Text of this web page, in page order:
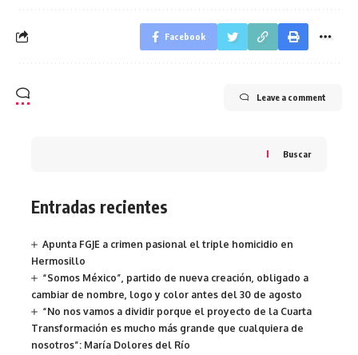
Facebook
Leave a comment
Buscar
Entradas recientes
Apunta FGJE a crimen pasional el triple homicidio en
Hermosillo
“Somos México”, partido de nueva creación, obligado a
cambiar de nombre, logo y color antes del 30 de agosto
“No nos vamos a dividir porque el proyecto de la Cuarta
Transformación es mucho más grande que cualquiera de
nosotros”: María Dolores del Río